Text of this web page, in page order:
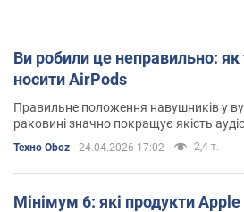
Ви робили це неправильно: як
носити AirPods
Правильне положення навушників у
раковині значно покращує якість
Техно Oboz 24.04.2026 17:02 2,4 т.
Мінімум 6: які продукти Apple